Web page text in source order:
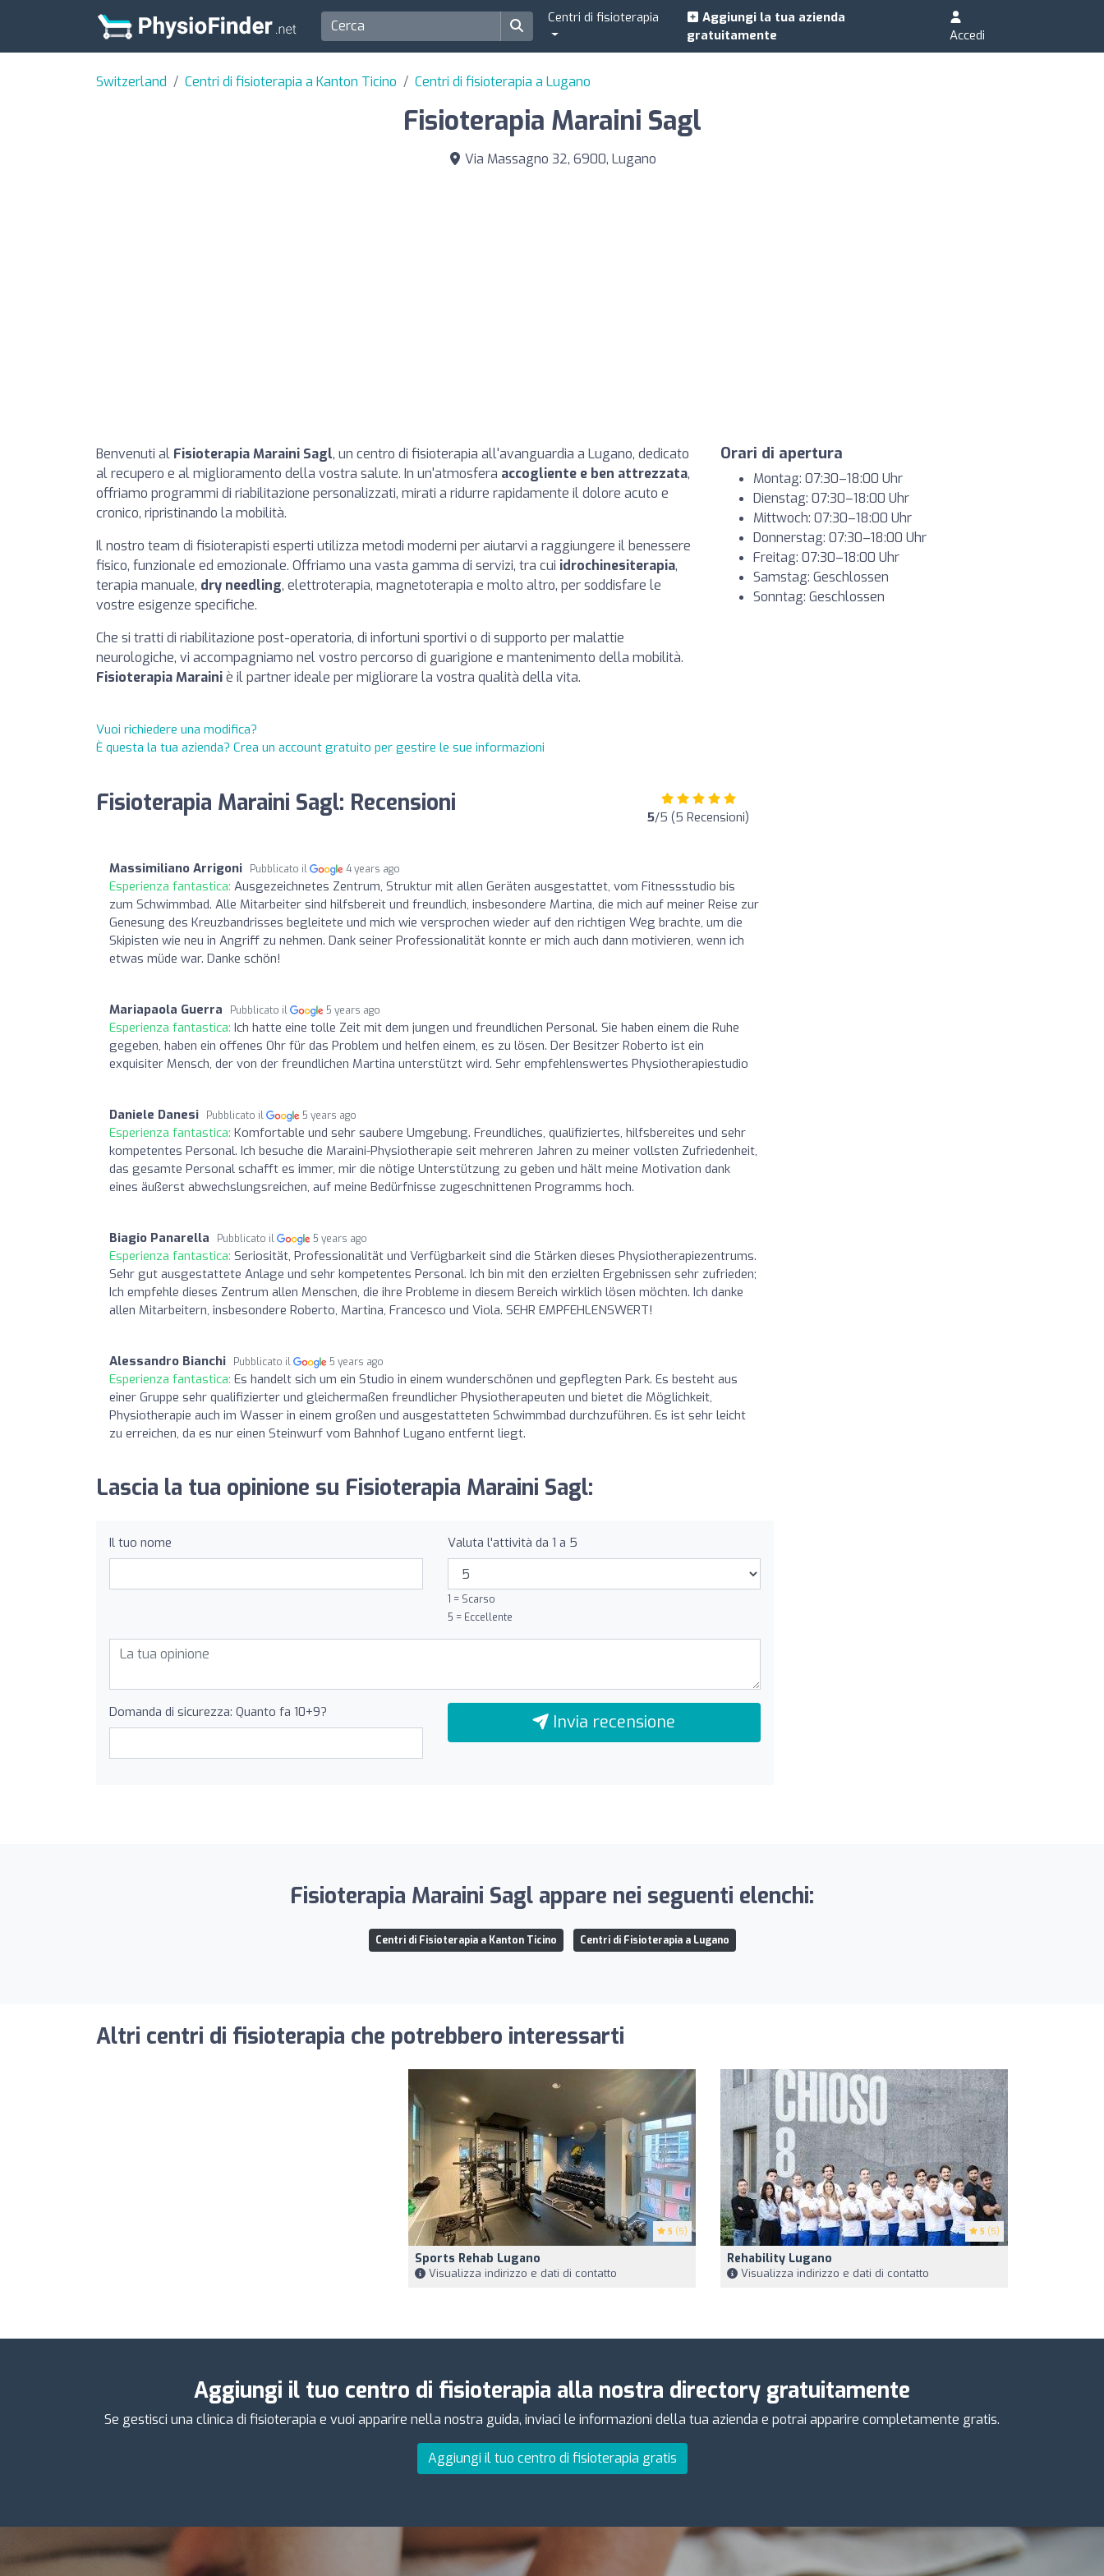
Centri di fisioterapia
Aggiungi la tua azienda
gratuitamente
Accedi
Switzerland Centri di fisioterapia a Kanton Ticino Centri di fisioterapia a Lugano
Fisioterapia Maraini Sagl
Via Massagno 32, 6900, Lugano
Benvenuti al Fisioterapia Maraini Sagl, un centro di fisioterapia all'avanguardia a Lugano, dedicato
al recupero e al miglioramento della vostra salute. In un'atmosfera accogliente e ben attrezzata,
offriamo programmi di riabilitazione personalizzati, mirati a ridurre rapidamente il dolore acuto e
cronico, ripristinando la mobilità.
Il nostro team di fisioterapisti esperti utilizza metodi moderni per aiutarvi a raggiungere il benessere
fisico, funzionale ed emozionale. Offriamo una vasta gamma di servizi, tra cui idrochinesiterapia,
terapia manuale, dry needling, elettroterapia, magnetoterapia e molto altro, per soddisfare le
vostre esigenze specifiche.
Che si tratti di riabilitazione post-operatoria, di infortuni sportivi o di supporto per malattie
neurologiche, vi accompagniamo nel vostro percorso di guarigione e mantenimento della mobilità.
Fisioterapia Marainiè il partner ideale per migliorare la vostra qualità della vita.
Orari di apertura
Montag: 07:30–18:00 Uhr
Dienstag: 07:30–18:00 Uhr
Mittwoch: 07:30–18:00 Uhr
Donnerstag: 07:30–18:00 Uhr
Freitag: 07:30–18:00 Uhr
Samstag: Geschlossen
Sonntag: Geschlossen
Vuoi richiedere una modifica?
È questa la tua azienda? Crea un account gratuito per gestire le sue informazioni
Fisioterapia Maraini Sagl: Recensioni 5/5 (5 Recensioni)
Massimiliano Arrigoni Pubblicato il 4 years ago
Esperienza fantastica: Ausgezeichnetes Zentrum, Struktur mit allen Geräten ausgestattet, vom Fitnessstudio bis
zum Schwimmbad. Alle Mitarbeiter sind hilfsbereit und freundlich, insbesondere Martina, die mich auf meiner Reise zur
Genesung des Kreuzbandrisses begleitete und mich wie versprochen wieder auf den richtigen Weg brachte, um die
Skipisten wie neu in Angriff zu nehmen. Dank seiner Professionalität konnte er mich auch dann motivieren, wenn ich
etwas müde war. Danke schön!
Mariapaola Guerra Pubblicato il 5 years ago
Esperienza fantastica: Ich hatte eine tolle Zeit mit dem jungen und freundlichen Personal. Sie haben einem die Ruhe
gegeben, haben ein offenes Ohr für das Problem und helfen einem, es zu lösen. Der Besitzer Roberto ist ein
exquisiter Mensch, der von der freundlichen Martina unterstützt wird. Sehr empfehlenswertes Physiotherapiestudio
Daniele Danesi Pubblicato il 5 years ago
Esperienza fantastica: Komfortable und sehr saubere Umgebung. Freundliches, qualifiziertes, hilfsbereites und sehr
kompetentes Personal. Ich besuche die Maraini-Physiotherapie seit mehreren Jahren zu meiner vollsten Zufriedenheit,
das gesamte Personal schafft es immer, mir die nötige Unterstützung zu geben und hält meine Motivation dank
eines äußerst abwechslungsreichen, auf meine Bedürfnisse zugeschnittenen Programms hoch.
Biagio Panarella Pubblicato il 5 years ago
Esperienza fantastica: Seriosität, Professionalität und Verfügbarkeit sind die Stärken dieses Physiotherapiezentrums.
Sehr gut ausgestattete Anlage und sehr kompetentes Personal. Ich bin mit den erzielten Ergebnissen sehr zufrieden;
Ich empfehle dieses Zentrum allen Menschen, die ihre Probleme in diesem Bereich wirklich lösen möchten. Ich danke
allen Mitarbeitern, insbesondere Roberto, Martina, Francesco und Viola. SEHR EMPFEHLENSWERT!
Alessandro Bianchi Pubblicato il 5 years ago
Esperienza fantastica: Es handelt sich um ein Studio in einem wunderschönen und gepflegten Park. Es besteht aus
einer Gruppe sehr qualifizierter und gleichermaßen freundlicher Physiotherapeuten und bietet die Möglichkeit,
Physiotherapie auch im Wasser in einem großen und ausgestatteten Schwimmbad durchzuführen. Es ist sehr leicht
zu erreichen, da es nur einen Steinwurf vom Bahnhof Lugano entfernt liegt.
Lascia la tua opinione su Fisioterapia Maraini Sagl:
Il tuo nome Valuta l'attività da 1 a 5
1 = Scarso
5 = Eccellente
Domanda di sicurezza: Quanto fa 10+9? Invia recensione
Fisioterapia Maraini Sagl appare nei seguenti elenchi:
Centri di Fisioterapia a Kanton Ticino Centri di Fisioterapia a Lugano
Altri centri di fisioterapia che potrebbero interessarti
5 (5)
Sports Rehab Lugano
Visualizza indirizzo e dati di contatto
5 (5)
Rehability Lugano
Visualizza indirizzo e dati di contatto
Aggiungi il tuo centro di fisioterapia alla nostra directory gratuitamente
Se gestisci una clinica di fisioterapia e vuoi apparire nella nostra guida, inviaci le informazioni della tua azienda e potrai apparire completamente gratis.
Aggiungi il tuo centro di fisioterapia gratis